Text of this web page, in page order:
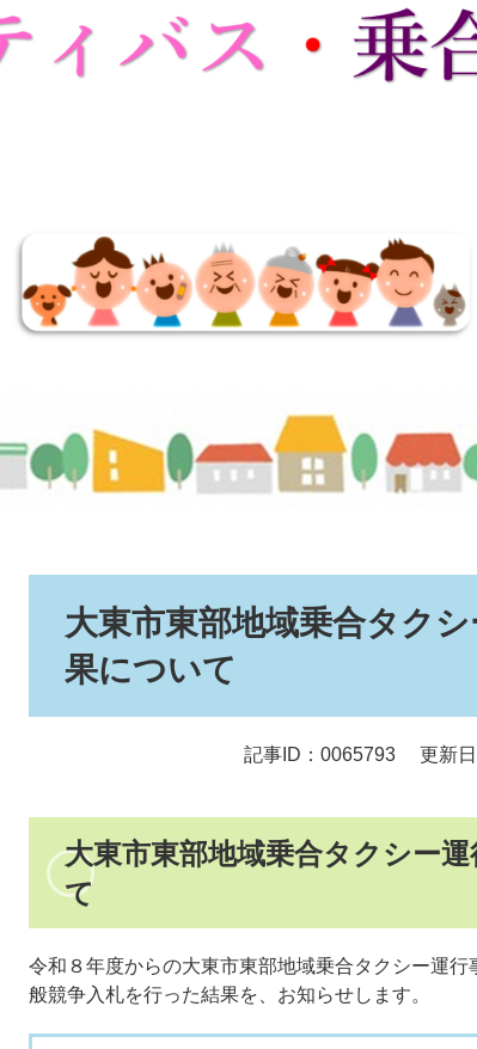
大東市東部地域乗合タク
果について
記事ID：0065793 更新
大東市東部地域乗合タクシー
て
令和８年度からの大東市東部地域乗合タクシー運
般競争入札を行った結果を、お知らせします。